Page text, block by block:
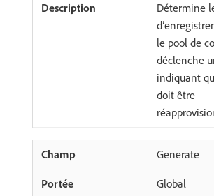
Détermine
le pool de
déclenche
indiquant
doit être
Generate
Global